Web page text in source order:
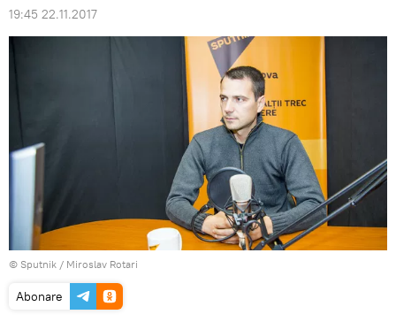
19:45 22.11.2017
© Sputnik / Miroslav Rotari
Abonare